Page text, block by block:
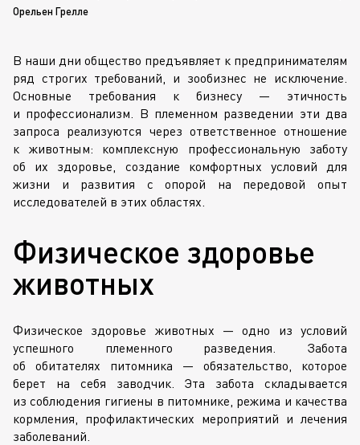
Орельен Грелле
В наши дни общество предъявляет к предпринимателям
ряд строгих требований, и зообизнес не исключение.
Основные требования к бизнесу — этичность
и профессионализм. В племенном разведении эти два
запроса реализуются через ответственное отношение
к животным: комплексную профессиональную заботу
об их здоровье, создание комфортных условий для
жизни и развития с опорой на передовой опыт
исследователей в этих областях.
Физическое здоровье
животных
Физическое здоровье животных — одно из условий
успешного племенного разведения. Забота
об обитателях питомника — обязательство, которое
берет на себя заводчик. Эта забота складывается
из соблюдения гигиены в питомнике, режима и качества
кормления, профилактических мероприятий и лечения
заболеваний.